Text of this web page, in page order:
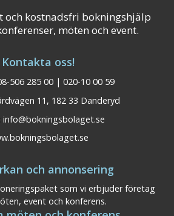
och kostnadsfri bokningshjälp
möten och event.
Kontakta oss!
506 285 00 | 020-10 00 59
11, 182 33 Danderyd
info@bokningsbolaget.se
och annonsering
som vi erbjuder företag
event och konferens.